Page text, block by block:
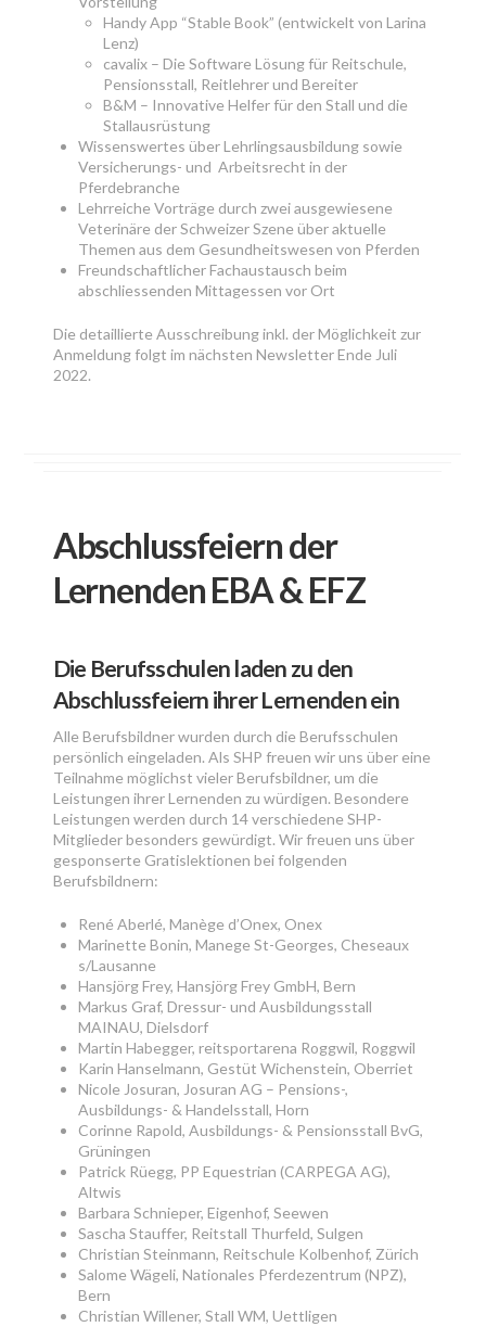
Handy App “Stable Book” (entwickelt von Larina
Lenz)
cavalix – Die Software Lösung für Reitschule,
Pensionsstall, Reitlehrer und Bereiter
B&M – Innovative Helfer für den Stall und die
Stallausrüstung
Wissenswertes über Lehrlingsausbildung sowie
Versicherungs- und Arbeitsrecht in der
Pferdebranche
Lehrreiche Vorträge durch zwei ausgewiesene
Veterinäre der Schweizer Szene über aktuelle
Themen aus dem Gesundheitswesen von Pferden
Freundschaftlicher Fachaustausch beim
abschliessenden Mittagessen vor Ort
Die detaillierte Ausschreibung inkl. der Möglichkeit zur
Anmeldung folgt im nächsten Newsletter Ende Juli
2022.
Abschlussfeiern der
Lernenden EBA & EFZ
Die Berufsschulen laden zu den
Abschlussfeiern ihrer Lernenden ein
Alle Berufsbildner wurden durch die Berufsschulen
persönlich eingeladen. Als SHP freuen wir uns über eine
Teilnahme möglichst vieler Berufsbildner, um die
Leistungen ihrer Lernenden zu würdigen. Besondere
Leistungen werden durch 14 verschiedene SHP-
Mitglieder besonders gewürdigt. Wir freuen uns über
gesponserte Gratislektionen bei folgenden
Berufsbildnern:
René Aberlé, Manège d’Onex, Onex
Marinette Bonin, Manege St-Georges, Cheseaux
s/Lausanne
Hansjörg Frey, Hansjörg Frey GmbH, Bern
Markus Graf, Dressur- und Ausbildungsstall
MAINAU, Dielsdorf
Martin Habegger, reitsportarena Roggwil, Roggwil
Karin Hanselmann, Gestüt Wichenstein, Oberriet
Nicole Josuran, Josuran AG – Pensions-,
Ausbildungs- & Handelsstall, Horn
Corinne Rapold, Ausbildungs- & Pensionsstall BvG,
Grüningen
Patrick Rüegg, PP Equestrian (CARPEGA AG),
Altwis
Barbara Schnieper, Eigenhof, Seewen
Sascha Stauffer, Reitstall Thurfeld, Sulgen
Christian Steinmann, Reitschule Kolbenhof, Zürich
Salome Wägeli, Nationales Pferdezentrum (NPZ),
Bern
Christian Willener, Stall WM, Uettligen